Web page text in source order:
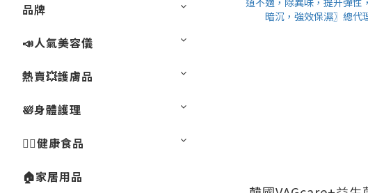
品牌
📣人氣美容儀
熱賣💥護膚品
🛀身體護理
💁‍♀️健康食品
🏠家居用品